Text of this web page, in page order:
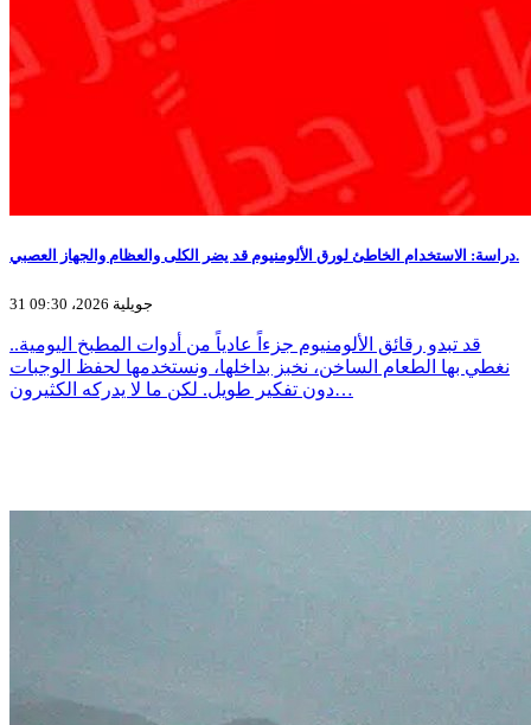
دراسة: الاستخدام الخاطئ لورق الألومنيوم قد يضر الكلى والعظام والجهاز العصبي.
31 جويلية 2026، 09:30
قد تبدو رقائق الألومنيوم جزءاً عادياً من أدوات المطبخ اليومية..
نغطي بها الطعام الساخن، نخبز بداخلها، ونستخدمها لحفظ الوجبات
دون تفكير طويل. لكن ما لا يدركه الكثيرون…